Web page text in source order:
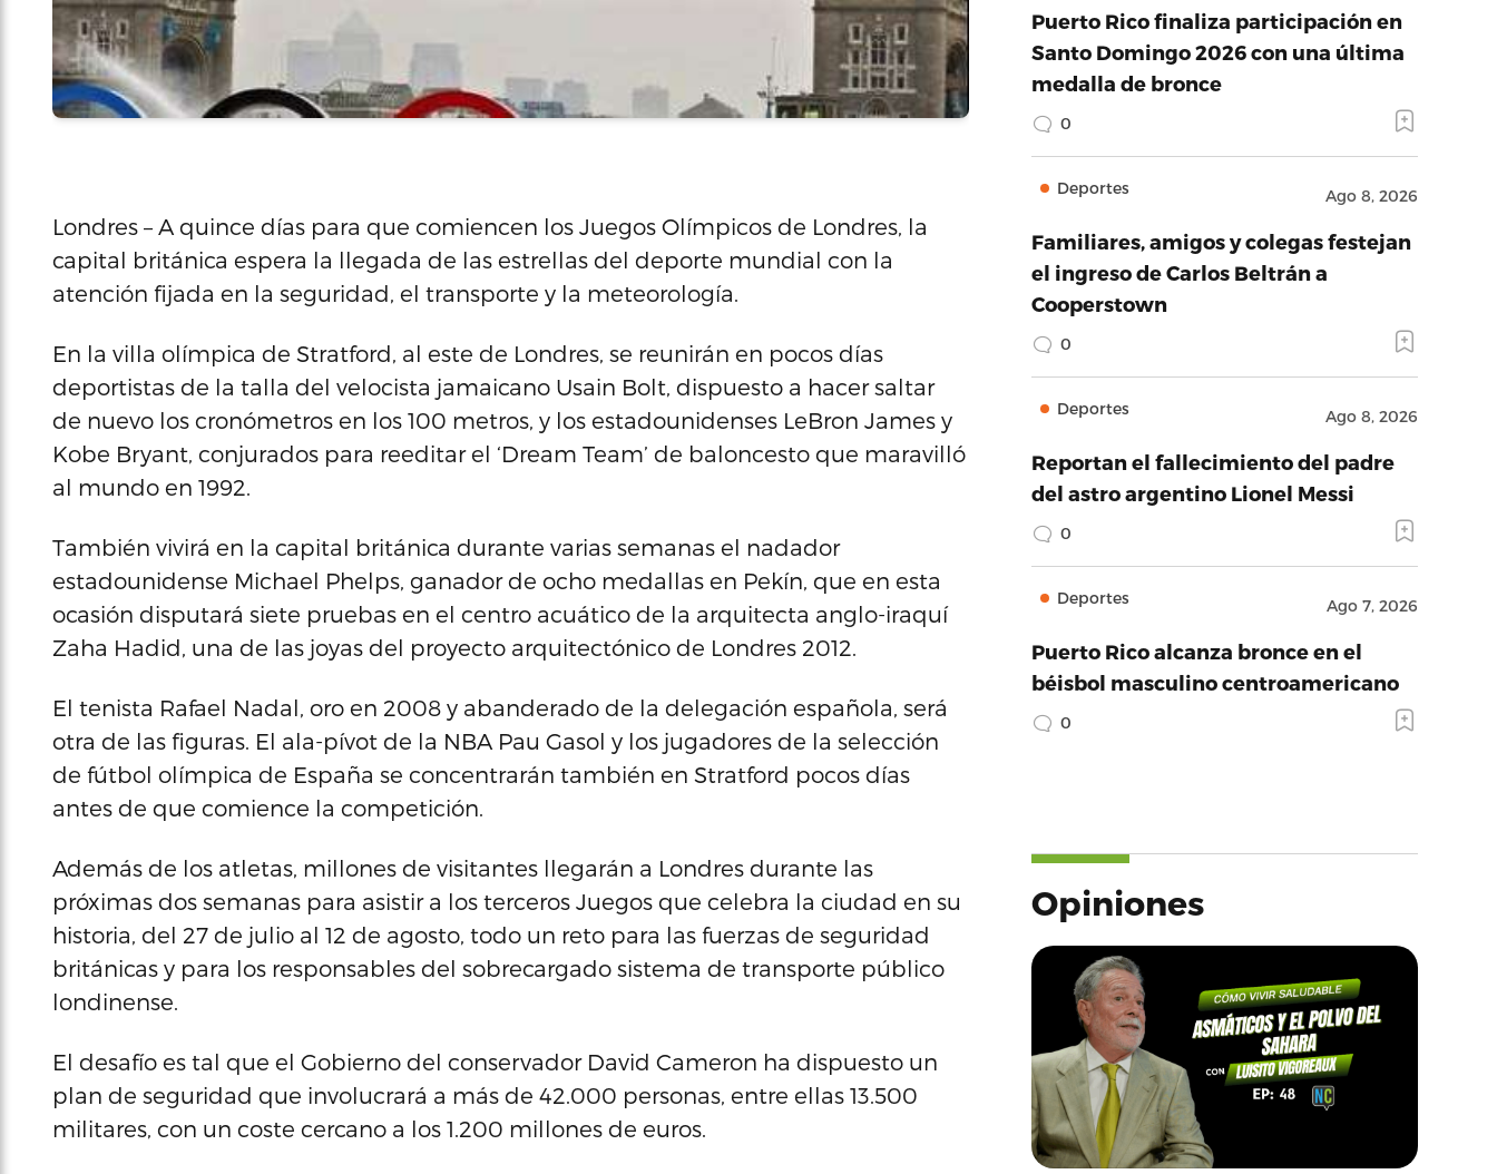
Londres – A quince días para que comiencen los Juegos Olímpicos de Londres, la
capital británica espera la llegada de las estrellas del deporte mundial con la
atención fijada en la seguridad, el transporte y la meteorología.
En la villa olímpica de Stratford, al este de Londres, se reunirán en pocos días
deportistas de la talla del velocista jamaicano Usain Bolt, dispuesto a hacer saltar
de nuevo los cronómetros en los 100 metros, y los estadounidenses LeBron James y
Kobe Bryant, conjurados para reeditar el ‘Dream Team’ de baloncesto que maravilló
al mundo en 1992.
También vivirá en la capital británica durante varias semanas el nadador
estadounidense Michael Phelps, ganador de ocho medallas en Pekín, que en esta
ocasión disputará siete pruebas en el centro acuático de la arquitecta anglo-iraquí
Zaha Hadid, una de las joyas del proyecto arquitectónico de Londres 2012.
El tenista Rafael Nadal, oro en 2008 y abanderado de la delegación española, será
otra de las figuras. El ala-pívot de la NBA Pau Gasol y los jugadores de la selección
de fútbol olímpica de España se concentrarán también en Stratford pocos días
antes de que comience la competición.
Además de los atletas, millones de visitantes llegarán a Londres durante las
próximas dos semanas para asistir a los terceros Juegos que celebra la ciudad en su
historia, del 27 de julio al 12 de agosto, todo un reto para las fuerzas de seguridad
británicas y para los responsables del sobrecargado sistema de transporte público
londinense.
El desafío es tal que el Gobierno del conservador David Cameron ha dispuesto un
plan de seguridad que involucrará a más de 42.000 personas, entre ellas 13.500
militares, con un coste cercano a los 1.200 millones de euros.
Puerto Rico finaliza participación en
Santo Domingo 2026 con una última
medalla de bronce
0
Deportes Ago 8, 2026
Familiares, amigos y colegas festejan
el ingreso de Carlos Beltrán a
Cooperstown
0
Deportes Ago 8, 2026
Reportan el fallecimiento del padre
del astro argentino Lionel Messi
0
Deportes Ago 7, 2026
Puerto Rico alcanza bronce en el
béisbol masculino centroamericano
0
Opiniones